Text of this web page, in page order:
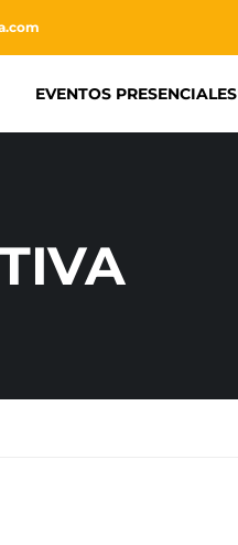
EVENTOS PRESENCIALES